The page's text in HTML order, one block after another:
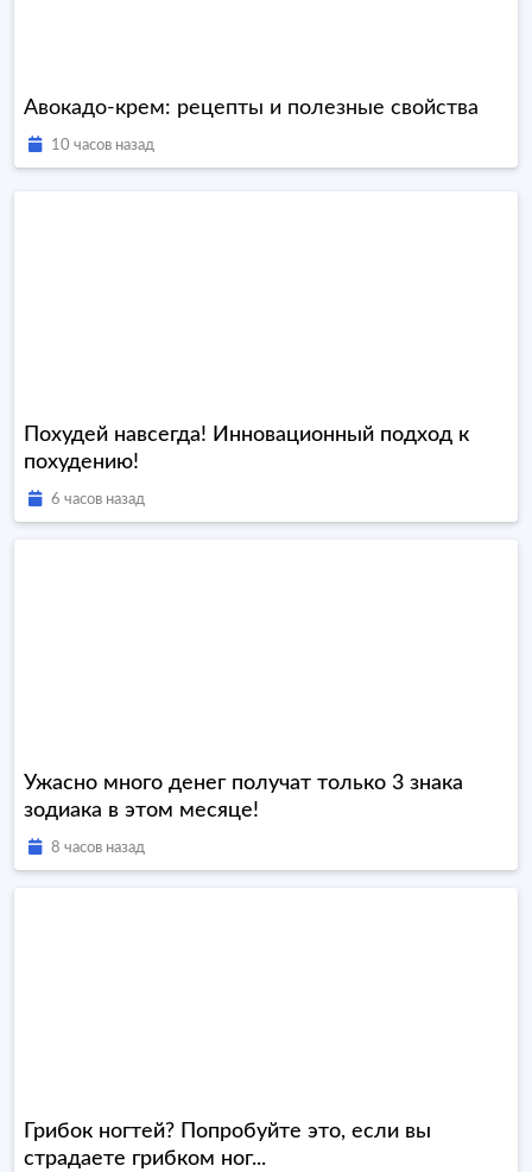
Авокадо-крем: рецепты и полезные свойства
10 часов назад
Похудей навсегда! Инновационный подход к
похудению!
6 часов назад
Ужасно много денег получат только 3 знака
зодиака в этом месяце!
8 часов назад
Грибок ногтей? Попробуйте это, если вы
страдаете грибком ног...